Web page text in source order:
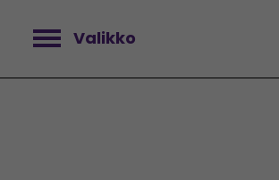
Valikko
Avaa valikko